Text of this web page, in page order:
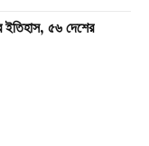
ইতিহাস, ৫৬ দেশের